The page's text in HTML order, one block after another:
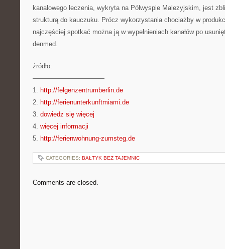
kanałowego leczenia, wykryta na Półwyspie Malezyjskim, jest
strukturą do kauczuku. Prócz wykorzystania chociażby w
najczęściej spotkać można ją w wypełnieniach kanałów po
denmed.
źródło:
———————————
1. http://felgenzentrumberlin.de
2. http://ferienunterkunftmiami.de
3. dowiedz się więcej
4. więcej informacji
5. http://ferienwohnung-zumsteg.de
CATEGORIES: BAŁTYK BEZ TAJEMNIC
Comments are closed.